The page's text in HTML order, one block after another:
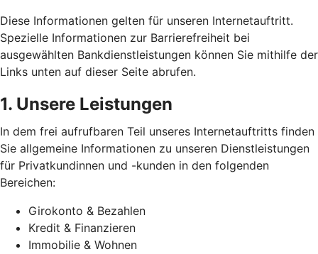
Diese Informationen gelten für unseren Internetauftritt.
Spezielle Informationen zur Barrierefreiheit bei
ausgewählten Bankdienstleistungen können Sie mithilfe der
Links unten auf dieser Seite abrufen.
1. Unsere Leistungen
In dem frei aufrufbaren Teil unseres Internetauftritts finden
Sie allgemeine Informationen zu unseren Dienstleistungen
für Privatkundinnen und -kunden in den folgenden
Bereichen:
Girokonto & Bezahlen
Kredit & Finanzieren
Immobilie & Wohnen